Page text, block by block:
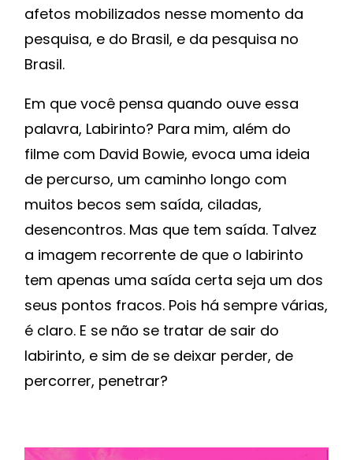
afetos mobilizados nesse momento da
pesquisa, e do Brasil, e da pesquisa no
Brasil.
Em que você pensa quando ouve essa
palavra, Labirinto? Para mim, além do
filme com David Bowie, evoca uma ideia
de percurso, um caminho longo com
muitos becos sem saída, ciladas,
desencontros. Mas que tem saída. Talvez
a imagem recorrente de que o labirinto
tem apenas uma saída certa seja um dos
seus pontos fracos. Pois há sempre várias,
é claro. E se não se tratar de sair do
labirinto, e sim de se deixar perder, de
percorrer, penetrar?